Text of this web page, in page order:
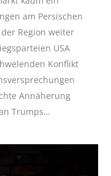
am Persischen
Region weiter
USA
Konflikt
Annäherung
Trumps…